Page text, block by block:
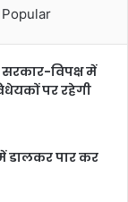
Popular
विपक्ष में
पर रहेगी
डालकर पार कर